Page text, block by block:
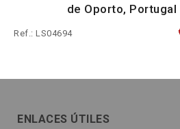
de Oporto, Portugal
Ref.: LS04694
ENLACES ÚTILES